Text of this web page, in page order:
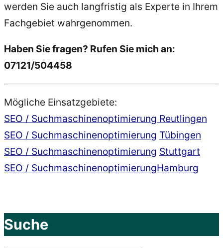
werden Sie auch langfristig als Experte in Ihrem
Fachgebiet wahrgenommen.
Haben Sie fragen? Rufen Sie mich an:
07121/504458
Mögliche Einsatzgebiete:
SEO / Suchmaschinenoptimierung Reutlingen
SEO / Suchmaschinenoptimierung Tübingen
SEO / Suchmaschinenoptimierung Stuttgart
SEO / SuchmaschinenoptimierungHamburg
Suche